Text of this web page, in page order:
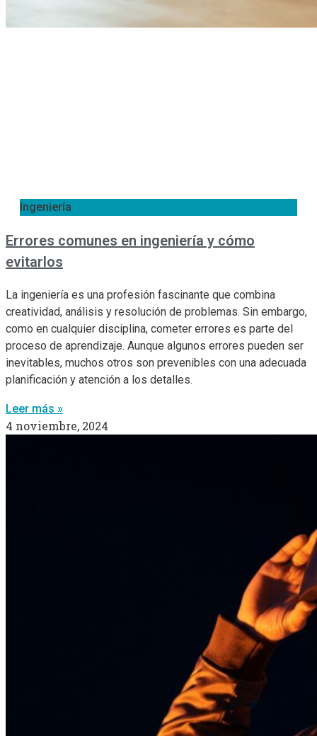
Ingeniería
Errores comunes en ingeniería y cómo
evitarlos
La ingeniería es una profesión fascinante que combina
creatividad, análisis y resolución de problemas. Sin embargo,
como en cualquier disciplina, cometer errores es parte del
proceso de aprendizaje. Aunque algunos errores pueden ser
inevitables, muchos otros son prevenibles con una adecuada
planificación y atención a los detalles.
Leer más »
4 noviembre, 2024